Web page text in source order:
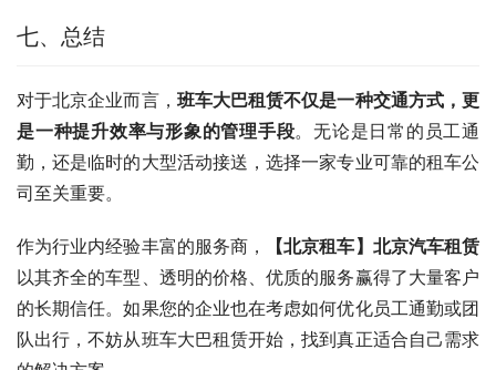
七、总结
对于北京企业而言， 班车大巴租赁不仅是一种交通方式，更
是一种提升效率与形象的管理手段。无论是日常的员工通
勤，还是临时的大型活动接送，选择一家专业可靠的租车公
司至关重要。
作为行业内经验丰富的服务商，
【北京租车】北京汽车租赁
以其齐全的车型、透明的价格、优质的服务赢得了大量客户
的长期信任。如果您的企业也在考虑如何优化员工通勤或团
队出行，不妨从班车大巴租赁开始，找到真正适合自己需求